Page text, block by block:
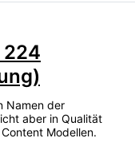
Namen der
aber in Qualität
Modellen.